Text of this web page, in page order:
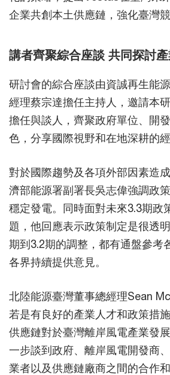
企業共創本土供應鏈，強化臺灣競
講者齊聚綜合座談 共同探討
研討會的綜合座談由資誠再生能
經理蔡宗達擔任主持人，邀請本
擔任與談人，齊聚政府單位、開
色，分享國際視野和在地深耕的經
對於國際趨勢及各項外部因素造
濟部能源署副署長吳志偉強調政
穩定發電。同時面對未來3.3期政
題，他回應表示政策制定是很透
期到3.2期的調整，都有通盤參考
各界持續提供意見。
北陸能源臺灣董事總經理Sean
若是有良好的產業人才和政策措
供應鏈對於臺灣離岸風電產業發
一步談到政府、離岸風電開發商
業者以及供應鏈廠商之間的合作